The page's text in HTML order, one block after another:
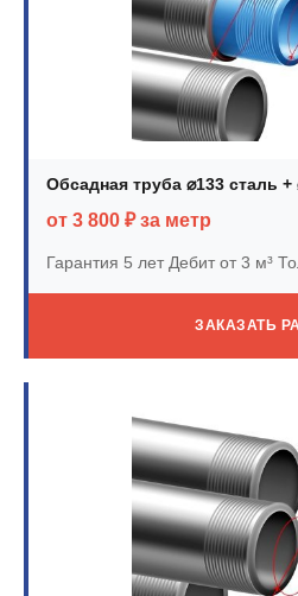
Обсадная труба ⌀133 сталь
от 3 800 ₽ за метр
Гарантия 5 летДебит от 3 м³
ЗАКАЗАТЬ